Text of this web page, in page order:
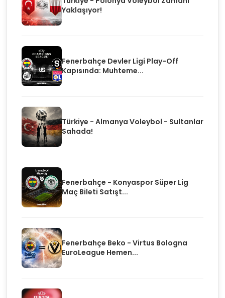
Yaklaşıyor!
Fenerbahçe Devler Ligi Play-Off
Kapısında: Muhteme...
Türkiye - Almanya Voleybol - Sultanlar
Sahada!
Fenerbahçe - Konyaspor Süper Lig
Maç Bileti Satışt...
Fenerbahçe Beko - Virtus Bologna
EuroLeague Hemen...